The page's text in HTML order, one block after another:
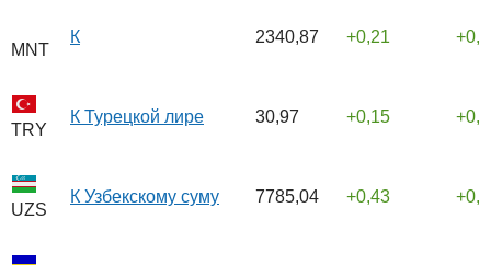
MNT
К 2340,87 0,21
TRY
К Турецкой лире 30,97 0,15
UZS
К Узбекскому суму 7785,04 0,43